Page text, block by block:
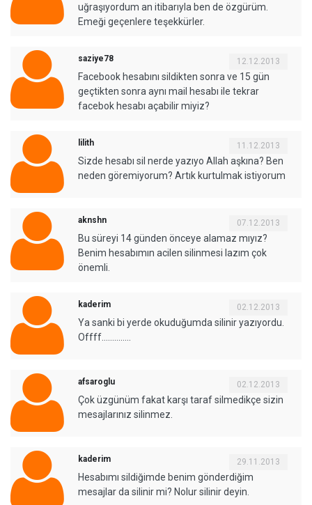
uğraşıyordum an itibarıyla ben de özgürüm.
Emeği geçenlere teşekkürler.
saziye78 12.12.2013
Facebook hesabını sildikten sonra ve 15 gün
geçtikten sonra aynı mail hesabı ile tekrar
facebok hesabı açabilir miyiz?
lilith 11.12.2013
Sizde hesabı sil nerde yazıyo Allah aşkına? Ben
neden göremiyorum? Artık kurtulmak istiyorum
aknshn 07.12.2013
Bu süreyi 14 günden önceye alamaz mıyız?
Benim hesabımın acilen silinmesi lazım çok
önemli.
kaderim 02.12.2013
Ya sanki bi yerde okuduğumda silinir yazıyordu.
Offff…………..
afsaroglu 02.12.2013
Çok üzgünüm fakat karşı taraf silmedikçe sizin
mesajlarınız silinmez.
kaderim 29.11.2013
Hesabımı sildiğimde benim gönderdiğim
mesajlar da silinir mi? Nolur silinir deyin.